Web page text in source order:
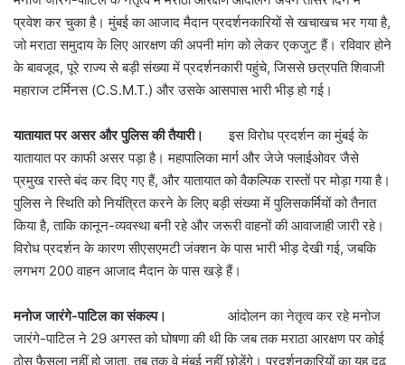
प्रवेश कर चुका है। मुंबई का आजाद मैदान प्रदर्शनकारियों से खचाखच भर गया है,
जो मराठा समुदाय के लिए आरक्षण की अपनी मांग को लेकर एकजुट हैं। रविवार होने
के बावजूद, पूरे राज्य से बड़ी संख्या में प्रदर्शनकारी पहुंचे, जिससे छत्रपति शिवाजी
महाराज टर्मिनस (C.S.M.T.) और उसके आसपास भारी भीड़ हो गई।
यातायात पर असर और पुलिस की तैयारी।इस विरोध प्रदर्शन का मुंबई के
यातायात पर काफी असर पड़ा है। महापालिका मार्ग और जेजे फ्लाईओवर जैसे
प्रमुख रास्ते बंद कर दिए गए हैं, और यातायात को वैकल्पिक रास्तों पर मोड़ा गया है।
पुलिस ने स्थिति को नियंत्रित करने के लिए बड़ी संख्या में पुलिसकर्मियों को तैनात
किया है, ताकि कानून-व्यवस्था बनी रहे और जरूरी वाहनों की आवाजाही जारी रहे।
विरोध प्रदर्शन के कारण सीएसएमटी जंक्शन के पास भारी भीड़ देखी गई, जबकि
लगभग 200 वाहन आजाद मैदान के पास खड़े हैं।
मनोज जारंगे-पाटिल का संकल्प।
आंदोलन का नेतृत्व कर रहे मनोज
जारंगे-पाटिल ने 29 अगस्त को घोषणा की थी कि जब तक मराठा आरक्षण पर कोई
ठोस फैसला नहीं हो जाता, तब तक वे मुंबई नहीं छोड़ेंगे। प्रदर्शनकारियों का यह दृढ़